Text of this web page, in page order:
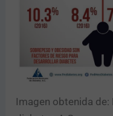
Imagen obtenida de: